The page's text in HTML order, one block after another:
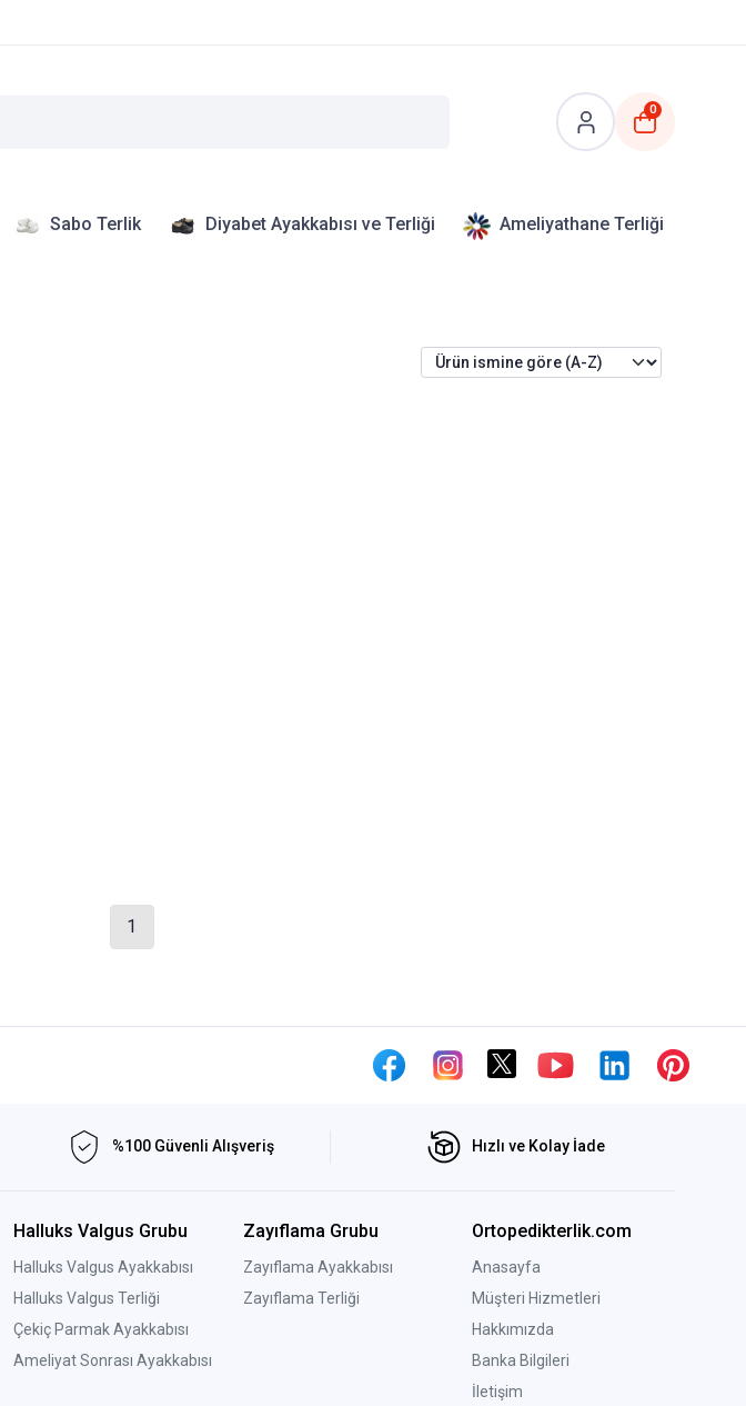
0
Sabo Terlik Diyabet Ayakkabısı ve Terliği Ameliyathane Terliği
1
%100 Güvenli Alışveriş Hızlı ve Kolay İade
Halluks Valgus Grubu
Halluks Valgus Ayakkabısı
Halluks Valgus Terliği
Çekiç Parmak Ayakkabısı
Ameliyat Sonrası Ayakkabısı
Zayıflama Grubu
Zayıflama Ayakkabısı
Zayıflama Terliği
Ortopedikterlik.com
Anasayfa
Müşteri Hizmetleri
Hakkımızda
Banka Bilgileri
İletişim